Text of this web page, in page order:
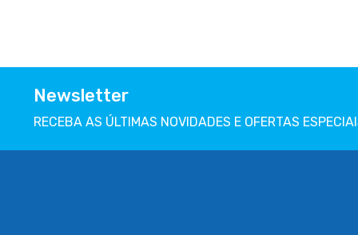
Newsletter
RECEBA AS ÚLTIMAS NOVIDADES E OFERTAS